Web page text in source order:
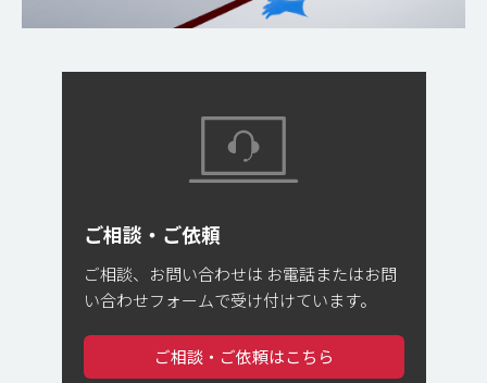
ご相談・ご依頼
ご相談、お問い合わせは お電話またはお問
い合わせフォームで受け付けています。
ご相談・ご依頼はこちら